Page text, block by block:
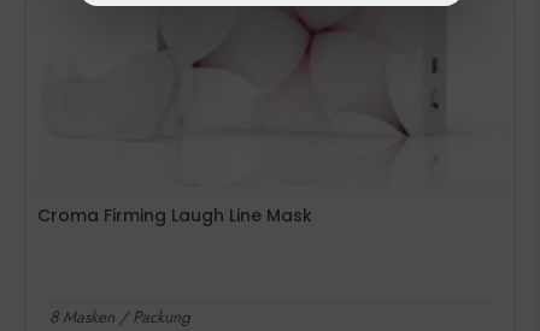
Croma Firming Laugh Line Mask
8 Masken / Packung